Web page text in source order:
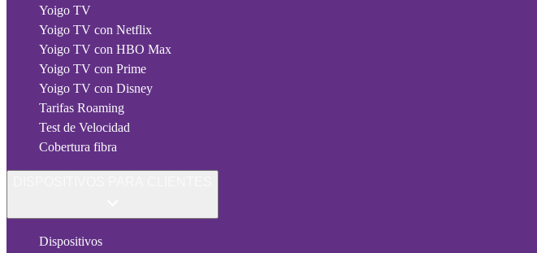
Yoigo TV
Yoigo TV con Netflix
Yoigo TV con HBO Max
Yoigo TV con Prime
Yoigo TV con Disney
Tarifas Roaming
Test de Velocidad
Cobertura fibra
Dispositivos